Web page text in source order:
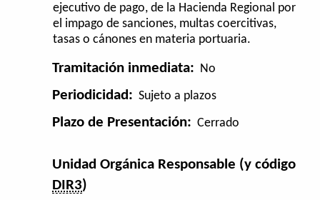
ejecutivo de pago, de la Hacienda Regional por
el impago de sanciones, multas coercitivas,
tasas o cánones en materia portuaria.
Tramitación inmediata: No
Periodicidad: Sujeto a plazos
Plazo de Presentación: Cerrado
Unidad Orgánica Responsable (y código
DIR3)